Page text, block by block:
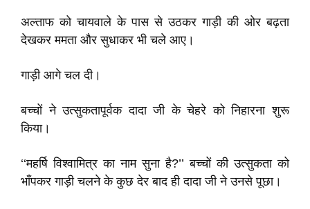
अल्ताफ को चायवाले के पास से उठकर गाड़ी की ओर बढ़ता
देखकर ममता और सुधाकर भी चले आए।
गाड़ी आगे चल दी।
बच्चों ने उत्सुकतापूर्वक दादा जी के चेहरे को निहारना शुरू
किया।
‘‘महर्षि विश्वामित्र का नाम सुना है?’’ बच्चों की उत्सुकता को
भाँपकर गाड़ी चलने के कुछ देर बाद ही दादा जी ने उनसे पूछा।